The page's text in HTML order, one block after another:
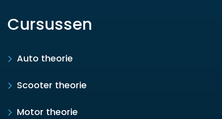
Cursussen
Auto theorie
Scooter theorie
Motor theorie